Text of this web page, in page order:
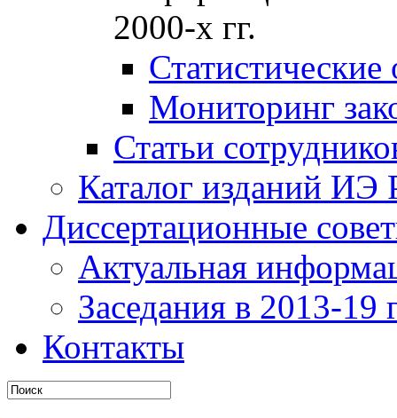
2000-х гг.
Мониторинг
Статьи
Каталог изданий ИЭ
Диссертационные
Актуальная
Заседания в 2013-19
Контакты